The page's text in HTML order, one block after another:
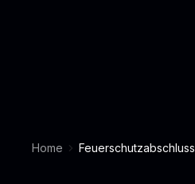
Home Feuerschutzabschluss